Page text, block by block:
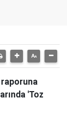
raporuna
'Toz